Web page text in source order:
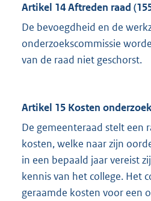
Artikel 14 Aftreden raad
De bevoegdheid en de
onderzoekscommissie
van de raad niet geschorst.
Artikel 15 Kosten onderzoek
De gemeenteraad stelt een
kosten, welke naar zijn
in een bepaald jaar vereist
kennis van het college. Het
geraamde kosten voor een